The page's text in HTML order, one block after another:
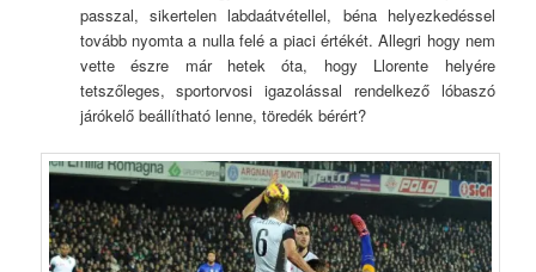
passzal, sikertelen labdaátvétellel, béna helyezkedéssel
tovább nyomta a nulla felé a piaci értékét. Allegri hogy nem
vette észre már hetek óta, hogy Llorente helyére
tetszőleges, sportorvosi igazolással rendelkező lóbaszó
járókelő beállítható lenne, töredék bérért?